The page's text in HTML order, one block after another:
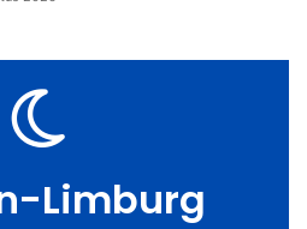
Limburg